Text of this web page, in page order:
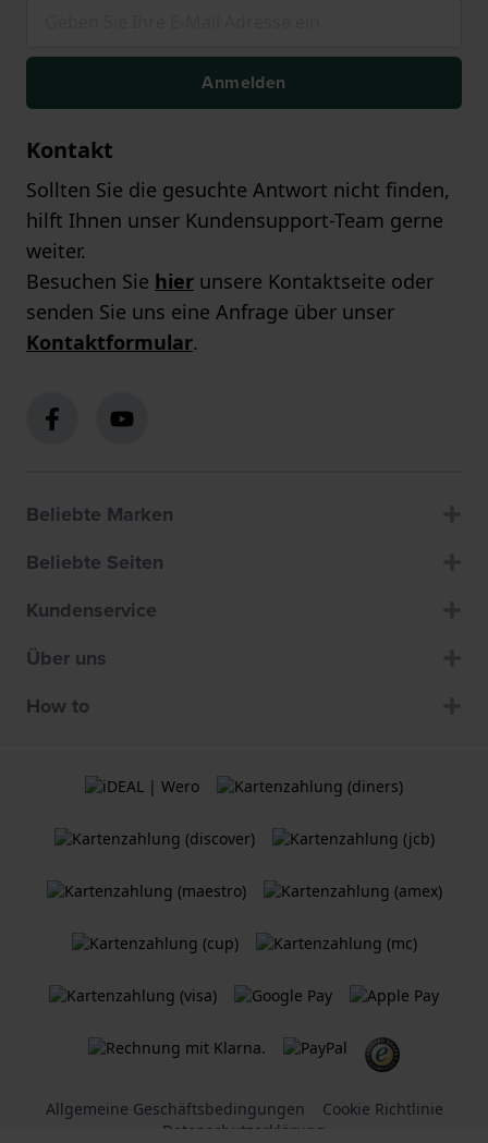
Anmelden
Kontakt
Sollten Sie die gesuchte Antwort nicht finden,
hilft Ihnen unser Kundensupport-Team gerne
weiter.
Besuchen Sie hier unsere Kontaktseite oder
senden Sie uns eine Anfrage über unser
Kontaktformular.
Beliebte Marken
Beliebte Seiten
Kundenservice
Über uns
How to
Allgemeine Geschäftsbedingungen
Cookie Richtlinie
Datenschutzerklärung